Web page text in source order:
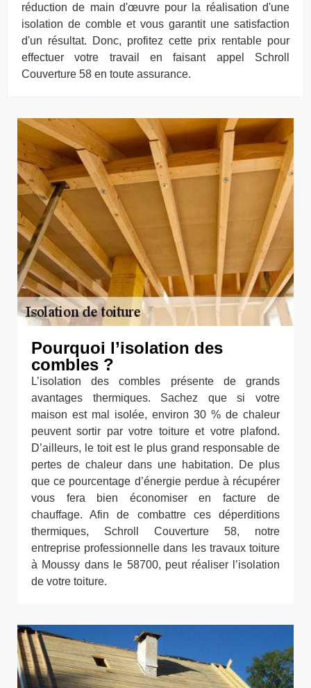
réduction de main d'œuvre pour la réalisation d'une
isolation de comble et vous garantit une satisfaction
d'un résultat. Donc, profitez cette prix rentable pour
effectuer votre travail en faisant appel Schroll
Couverture 58 en toute assurance.
Pourquoi l’isolation des
combles ?
L’isolation des combles présente de grands
avantages thermiques. Sachez que si votre
maison est mal isolée, environ 30 % de chaleur
peuvent sortir par votre toiture et votre plafond.
D’ailleurs, le toit est le plus grand responsable de
pertes de chaleur dans une habitation. De plus
que ce pourcentage d’énergie perdue à récupérer
vous fera bien économiser en facture de
chauffage. Afin de combattre ces déperditions
thermiques, Schroll Couverture 58, notre
entreprise professionnelle dans les travaux toiture
à Moussy dans le 58700, peut réaliser l’isolation
de votre toiture.